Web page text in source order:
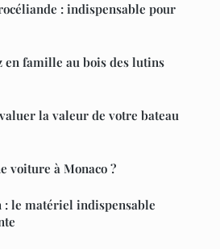
: indispensable pour
en famille au bois des lutins
la valeur de votre bateau
voiture à Monaco ?
: le matériel indispensable